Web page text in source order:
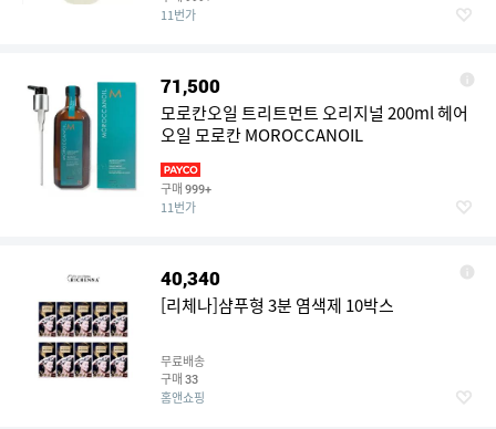
11번가
71,500
모로칸오일 트리트먼트 오리지널 200ml 헤어
오일 모로칸 MOROCCANOIL
구매 999+
11번가
40,340
[리체나]샴푸형 3분 염색제 10박스
무료배송
구매 33
홈앤쇼핑